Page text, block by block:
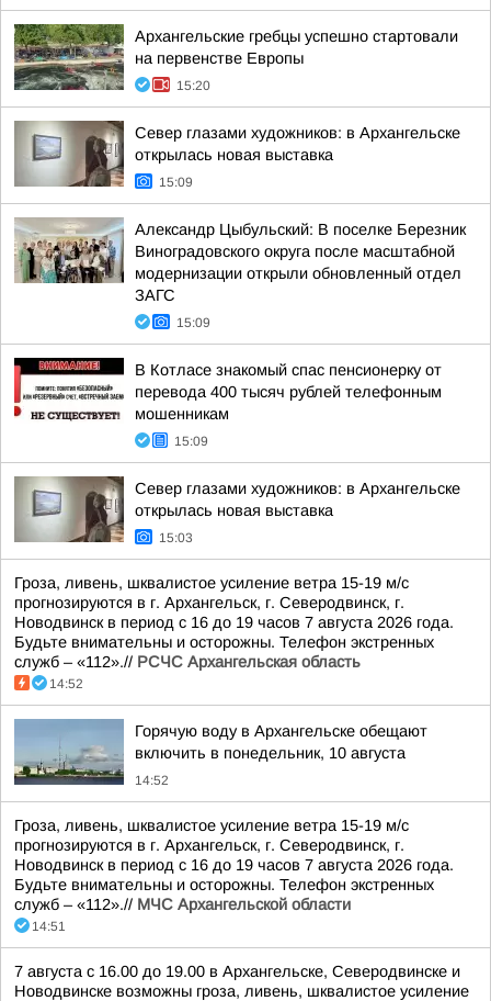
Архангельские гребцы успешно стартовали
на первенстве Европы
15:20
Север глазами художников: в Архангельске
открылась новая выставка
15:09
Александр Цыбульский: В поселке Березник
Виноградовского округа после масштабной
модернизации открыли обновленный отдел
ЗАГС
15:09
В Котласе знакомый спас пенсионерку от
перевода 400 тысяч рублей телефонным
мошенникам
15:09
Север глазами художников: в Архангельске
открылась новая выставка
15:03
Гроза, ливень, шквалистое усиление ветра 15-19 м/с
прогнозируются в г. Архангельск, г. Северодвинск, г.
Новодвинск в период с 16 до 19 часов 7 августа 2026 года.
Будьте внимательны и осторожны. Телефон экстренных
служб – «112».// РСЧС Архангельская область
14:52
Горячую воду в Архангельске обещают
включить в понедельник, 10 августа
14:52
Гроза, ливень, шквалистое усиление ветра 15-19 м/с
прогнозируются в г. Архангельск, г. Северодвинск, г.
Новодвинск в период с 16 до 19 часов 7 августа 2026 года.
Будьте внимательны и осторожны. Телефон экстренных
служб – «112».// МЧС Архангельской области
14:51
7 августа с 16.00 до 19.00 в Архангельске, Северодвинске и
Новодвинске возможны гроза, ливень, шквалистое усиление